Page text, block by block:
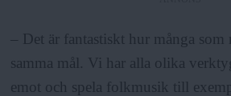
– Det är fantastiskt hur många som
samma mål. Vi har alla olika
emot och spela folkmusik till